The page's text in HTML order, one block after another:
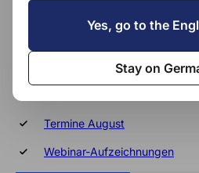
damit du auf dem neuesten
E-Rechnung Webinar
Termine August
Webinar-Aufzeichnungen
Yes, go to the
Stay on